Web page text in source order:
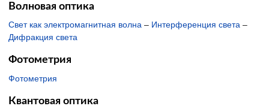
Волновая оптика
Свет как электромагнитная волна – Интерференция света –
Дифракция света
Фотометрия
Фотометрия
Квантовая оптика